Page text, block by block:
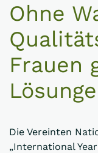
Ohne
Frauen
Die Vereinten
„International